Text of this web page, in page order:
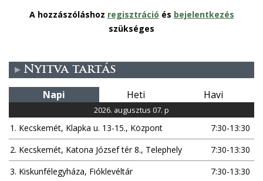
A hozzászóláshoz regisztráció és bejelentkezés
szükséges
Nyitva tartás
Napi Heti Havi
2026. augusztus 07. p
1. Kecskemét, Klapka u. 13-15., Központ
7:30-13:30
2. Kecskemét, Katona József tér 8., Telephely
7:30-13:30
3. Kiskunfélegyháza, Fióklevéltár
7:30-13:30